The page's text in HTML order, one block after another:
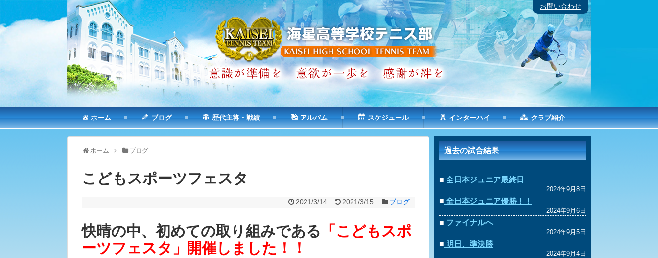
お問い合わせ
ホーム ブログ 歴代主将・戦績 アルバム スケジュール インターハイ クラブ紹介
ホーム ブログ
こどもスポーツフェスタ
2021/3/14 2021/3/15 ブログ
快晴の中、初めての取り組みである 「こどもスポ
ーツフェスタ」開催しました！！
過去の試合結果
■ 全日本ジュニア最終日
2024年9月8日
■ 全日本ジュニア優勝！！
2024年9月6日
■ ファイナルへ
2024年9月5日
■ 明日、準決勝
2024年9月4日